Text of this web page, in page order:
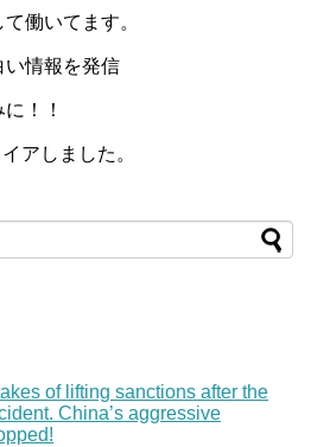
働いてます。
い情報を発信
！！
アしました。
of lifting sanctions after the
China’s aggressive